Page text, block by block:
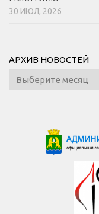
30 ИЮЛ, 2026
АРХИВ НОВОСТЕЙ
Архив
новостей